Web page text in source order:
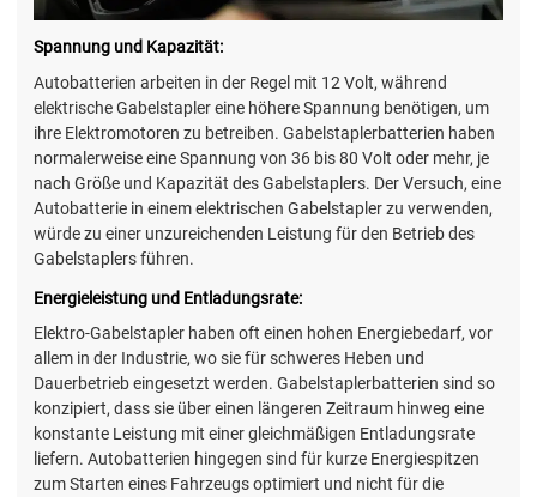
Spannung und Kapazität:
Autobatterien arbeiten in der Regel mit 12 Volt, während
elektrische Gabelstapler eine höhere Spannung benötigen, um
ihre Elektromotoren zu betreiben. Gabelstaplerbatterien haben
normalerweise eine Spannung von 36 bis 80 Volt oder mehr, je
nach Größe und Kapazität des Gabelstaplers. Der Versuch, eine
Autobatterie in einem elektrischen Gabelstapler zu verwenden,
würde zu einer unzureichenden Leistung für den Betrieb des
Gabelstaplers führen.
Energieleistung und Entladungsrate:
Elektro-Gabelstapler haben oft einen hohen Energiebedarf, vor
allem in der Industrie, wo sie für schweres Heben und
Dauerbetrieb eingesetzt werden. Gabelstaplerbatterien sind so
konzipiert, dass sie über einen längeren Zeitraum hinweg eine
konstante Leistung mit einer gleichmäßigen Entladungsrate
liefern. Autobatterien hingegen sind für kurze Energiespitzen
zum Starten eines Fahrzeugs optimiert und nicht für die